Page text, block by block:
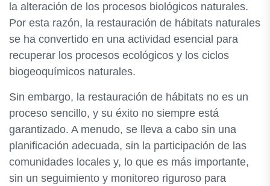
la alteración de los procesos biológicos naturales.
Por esta razón, la restauración de hábitats naturales
se ha convertido en una actividad esencial para
recuperar los procesos ecológicos y los ciclos
biogeoquímicos naturales.
Sin embargo, la restauración de hábitats no es un
proceso sencillo, y su éxito no siempre está
garantizado. A menudo, se lleva a cabo sin una
planificación adecuada, sin la participación de las
comunidades locales y, lo que es más importante,
sin un seguimiento y monitoreo riguroso para